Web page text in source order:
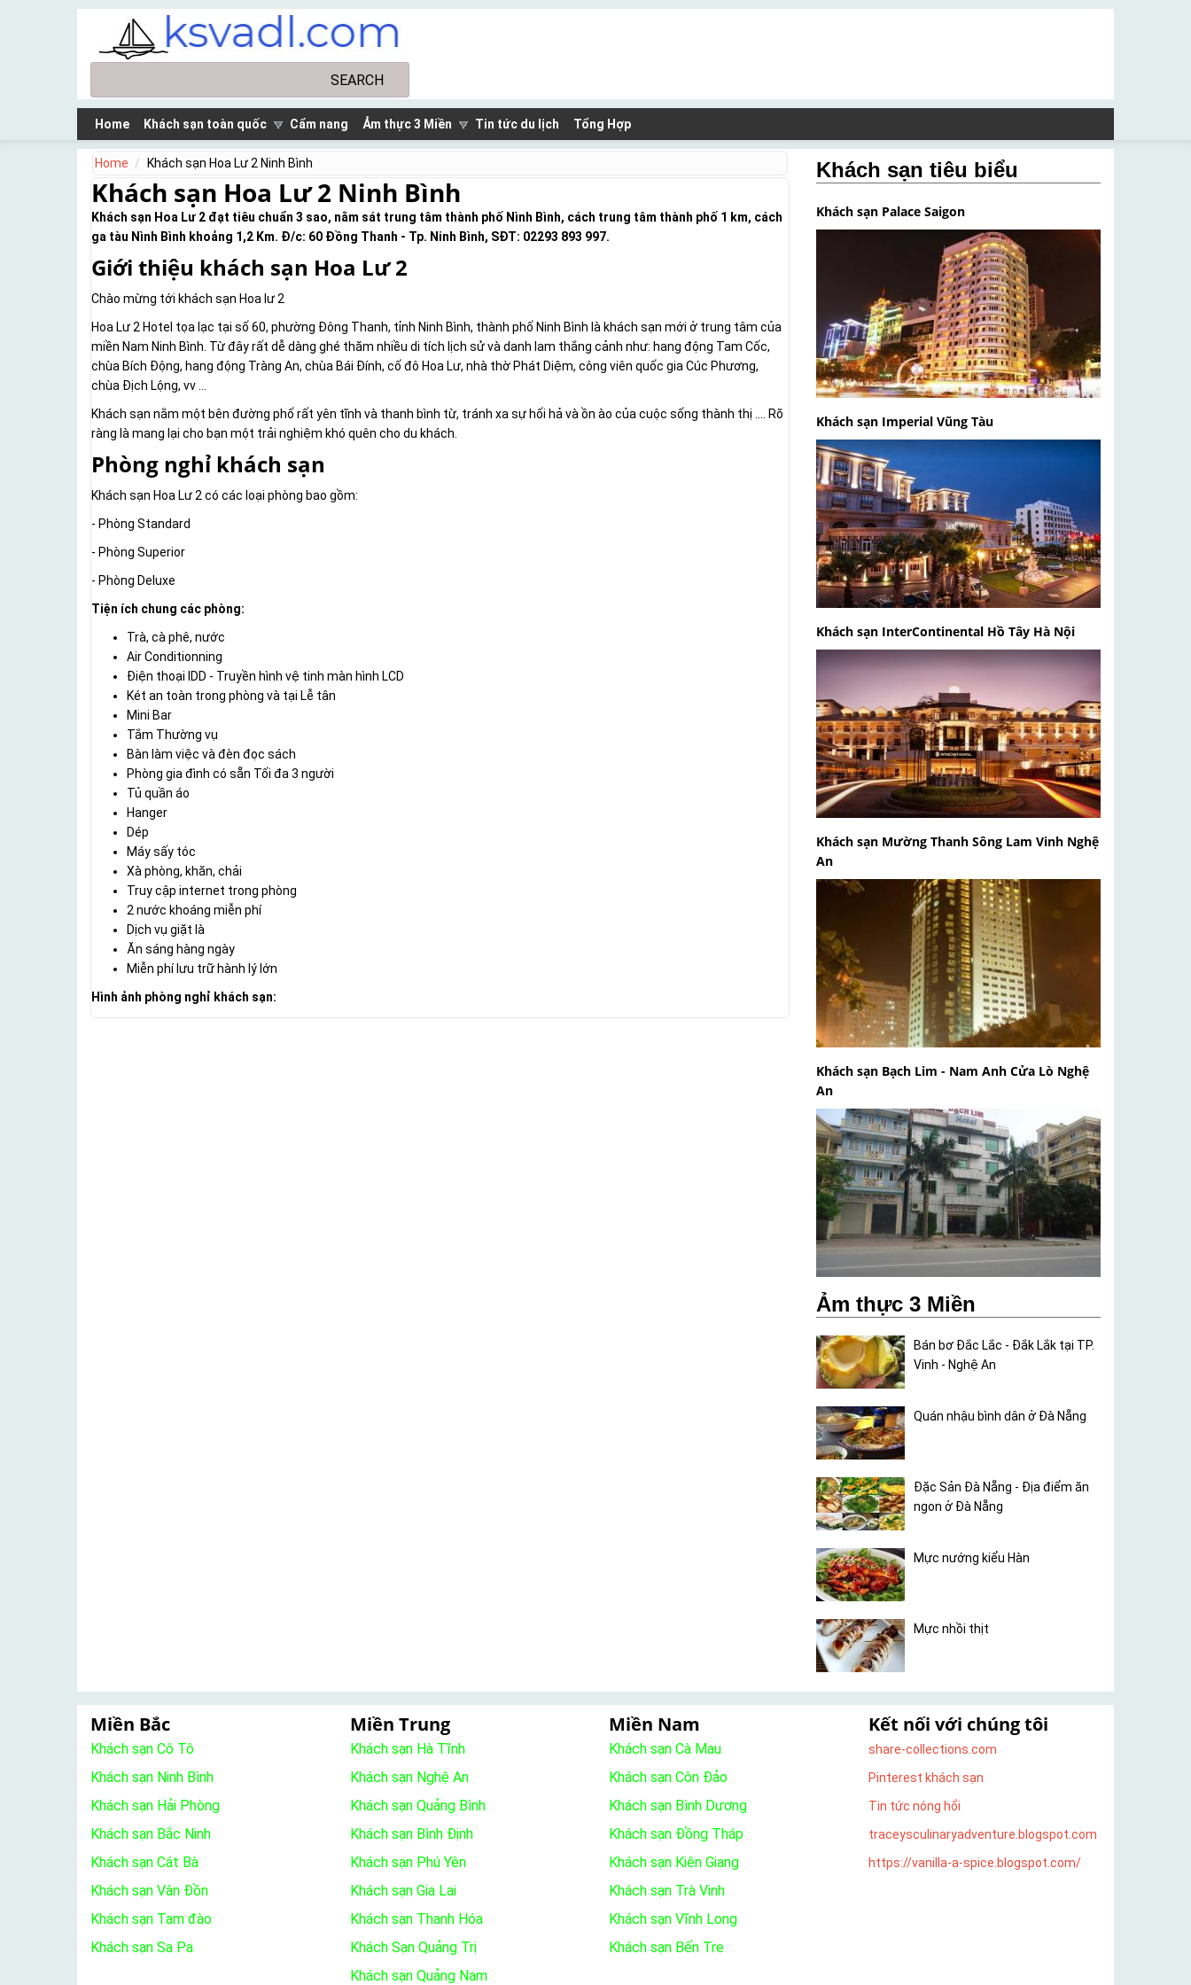
Skip to main content
Home Khách sạn toàn quốc Cẩm nang Ảm thực 3 Miền Tin tức du lịch Tổng Hợp
Home Khách sạn Hoa Lư 2 Ninh Bình
Khách sạn Hoa Lư 2 Ninh Bình
Khách sạn Hoa Lư 2 đạt tiêu chuẩn 3 sao, nằm sát trung tâm thành phố Nình Bình, cách trung tâm thành phố 1 km, cách
ga tàu Nình Bình khoảng 1,2 Km. Đ/c: 60 Đồng Thanh - Tp. Ninh Bình, SĐT: 02293 893 997.
Giới thiệu khách sạn Hoa Lư 2
Chào mừng tới khách sạn Hoa lư 2
Hoa Lư 2 Hotel tọa lạc tại số 60, phường Đông Thanh, tỉnh Ninh Bình, thành phố Ninh Bình là khách sạn mới ở trung tâm của
miền Nam Ninh Bình. Từ đây rất dễ dàng ghé thăm nhiều di tích lịch sử và danh lam thắng cảnh như: hang động Tam Cốc,
chùa Bích Động, hang động Tràng An, chùa Bái Đính, cố đô Hoa Lư, nhà thờ Phát Diệm, công viên quốc gia Cúc Phương,
chùa Địch Lộng, vv ...
Khách sạn nằm một bên đường phố rất yên tĩnh và thanh bình từ, tránh xa sự hối hả và ồn ào của cuộc sống thành thị .... Rõ
ràng là mang lại cho bạn một trải nghiệm khó quên cho du khách.
Phòng nghỉ khách sạn
Khách sạn Hoa Lư 2 có các loại phòng bao gồm:
- Phòng Standard
- Phòng Superior
- Phòng Deluxe
Tiện ích chung các phòng:
Trà, cà phê, nước
Air Conditionning
Điện thoại IDD - Truyền hình vệ tinh màn hình LCD
Két an toàn trong phòng và tại Lễ tân
Mini Bar
Tắm Thường vụ
Bàn làm việc và đèn đọc sách
Phòng gia đình có sẵn Tối đa 3 người
Tủ quần áo
Hanger
Dép
Máy sấy tóc
Xà phòng, khăn, chải
Truy cập internet trong phòng
2 nước khoáng miễn phí
Dịch vụ giặt là
Ăn sáng hàng ngày
Miễn phí lưu trữ hành lý lớn
Hình ảnh phòng nghỉ khách sạn:
Khách sạn tiêu biểu
Khách sạn Palace Saigon
Khách sạn Imperial Vũng Tàu
Khách sạn InterContinental Hồ Tây Hà Nội
Khách sạn Mường Thanh Sông Lam Vinh Nghệ
An
Khách sạn Bạch Lim - Nam Anh Cửa Lò Nghệ
An
Ảm thực 3 Miền
Bán bơ Đắc Lắc - Đắk Lắk tại TP.
Vinh - Nghệ An
Quán nhậu bình dân ở Đà Nẵng
Đặc Sản Đà Nẵng - Địa điểm ăn
ngon ở Đà Nẵng
Mực nướng kiểu Hàn
Mực nhồi thịt
Miền Bắc
Khách sạn Cô Tô
Khách sạn Ninh Bình
Khách sạn Hải Phòng
Khách sạn Bắc Ninh
Khách sạn Cát Bà
Khách sạn Vân Đồn
Khách sạn Tam đào
Khách sạn Sa Pa
Miền Trung
Khách sạn Hà Tĩnh
Khách sạn Nghệ An
Khách sạn Quảng Bình
Khách sạn Bình Định
Khách sạn Phú Yên
Khách sạn Gia Lai
Khách sạn Thanh Hóa
Khách Sạn Quảng Trị
Khách sạn Quảng Nam
Miền Nam
Khách sạn Cà Mau
Khách sạn Côn Đảo
Khách sạn Bình Dương
Khách sạn Đồng Tháp
Khách sạn Kiên Giang
Khách sạn Trà Vinh
Khách sạn Vĩnh Long
Khách sạn Bến Tre
Kết nối với chúng tôi
share-collections.com
Pinterest khách sạn
Tin tức nóng hổi
traceysculinaryadventure.blogspot.com
https://vanilla-a-spice.blogspot.com/